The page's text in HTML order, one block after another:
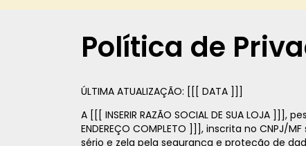
Política de
ÚLTIMA ATUALIZAÇÃO: [[[ DATA ]]]
A [[[ INSERIR RAZÃO SOCIAL DE SUA LOJA
ENDEREÇO COMPLETO ]]], inscrita no CNPJ/
sério e zela pela segurança e proteção de